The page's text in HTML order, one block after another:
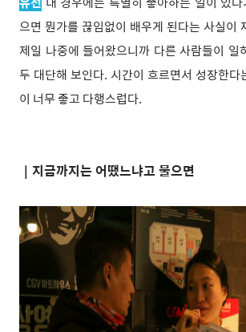
으면 뭔가를 끊임없이 배우게 된다는 사실이
제일 나중에 들어왔으니까 다른 사람들이 일
두 대단해 보인다. 시간이 흐르면서 성장한다
이 너무 좋고 다행스럽다.
｜ 지금까지는 어땠느냐고 물으면